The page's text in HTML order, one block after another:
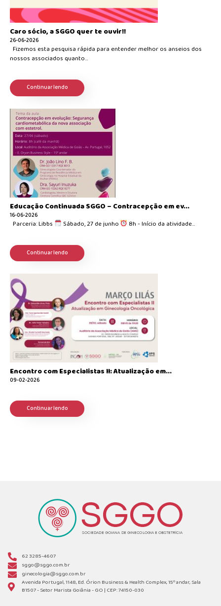
Caro sócio, a SGGO quer te ouvir!!
26-06-2026
Fizemos esta pesquisa rápida para entender melhor os anseios dos
nossos associados quanto...
Continuar lendo
Educação Continuada SGGO – Contracepção em ev...
16-06-2026
Parceria: Libbs Sábado, 27 de junho 8h - Início da atividade...
Continuar lendo
Encontro com Especialistas II: Atualização em...
09-02-2026
Continuar lendo
62 3285-4607
sggo@sggo.com.br
ginecologia@sggo.com.br
Avenida Portugal, 1148, Ed. Órion Business & Health Complex, 15º andar, Sala
B1507 - Setor Marista Goiânia - GO | CEP: 74150-030